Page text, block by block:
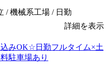
/ 機械系工場 / 日勤
詳細を表示